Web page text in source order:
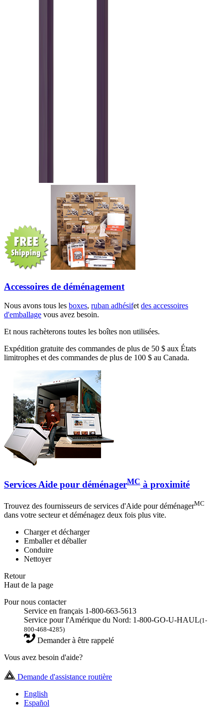
Accessoires de déménagement
Nous avons tous les boxes, ruban adhésifetdes accessoires
d'emballage vous avez besoin.
Et nous rachèterons toutes les boîtes non utilisées.
Expédition gratuite des commandes de plus de 50 $ aux États
limitrophes et des commandes de plus de 100 $ au Canada.
Services Aide pour déménagerMC à proximité
Trouvez des fournisseurs de services d'Aide pour déménagerMC
dans votre secteur et déménagez deux fois plus vite.
Charger et décharger
Emballer et déballer
Conduire
Nettoyer
Retour
Haut de la page
Pour nous contacter
Service en français 1-800-663-5613
Service pour l'Amérique du Nord: 1-800-GO-U-HAUL(1-
800-468-4285)
Demander à être rappelé
Vous avez besoin d'aide?
Demande d'assistance routière
English
Español